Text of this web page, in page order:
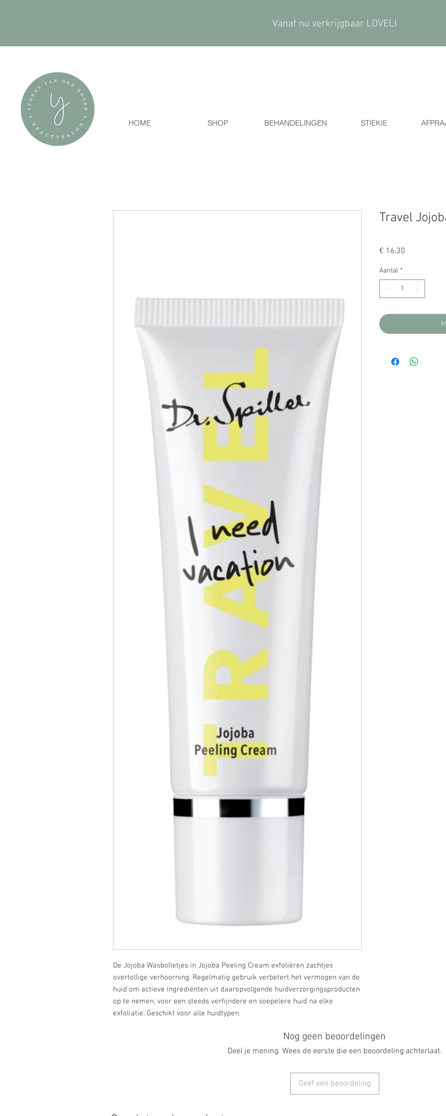
Vanaf nu verkrijgbaar LOVELI
HOME SHOP BEHANDELINGEN STIEKIE
De Jojoba Wasbolletjes in Jojoba Peeling Cream exfoliëren zachtjes
overtollige verhoorning. Regelmatig gebruik verbetert het vermogen van de
huid om actieve ingrediënten uit daaropvolgende huidverzorgingsproducten
op te nemen, voor een steeds verfijndere en soepelere huid na elke
exfoliatie. Geschikt voor alle huidtypen.
Travel
€ 16,30
Aantal *
Nog geen beoordelingen
Deel je mening. Wees de eerste die een beoordeling achterlaat.
Geef een beoordeling